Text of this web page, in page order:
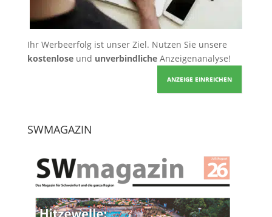
Ihr Werbeerfolg ist unser Ziel. Nutzen Sie unsere
kostenloseund unverbindlicheAnzeigenanalyse!
ANZEIGE EINREICHEN
SWMAGAZIN